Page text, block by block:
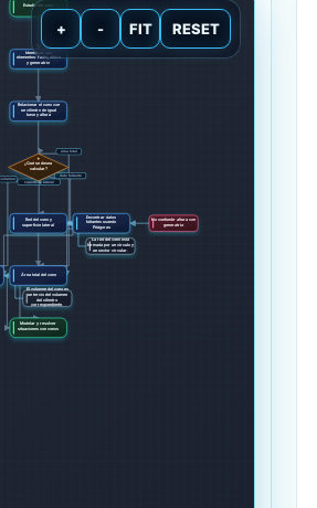
volumen
superficie lateral
área total
dato faltante
Estudio del cono
Identificar sus
elementos: radio, altura
y generatriz
Relacionar el cono con
un cilindro de igual
base y altura
¿Qué se desea
calcular?
Red del cono y
superficie lateral
Área total del cono
Encontrar datos
faltantes usando
Pitágoras
Modelar y resolver
situaciones con conos
El volumen del cono es
un tercio del volumen
del cilindro
correspondiente.
La red del cono está
formada por un círculo y
un sector circular.
No confundir altura con
generatriz.
+ - FIT RESET